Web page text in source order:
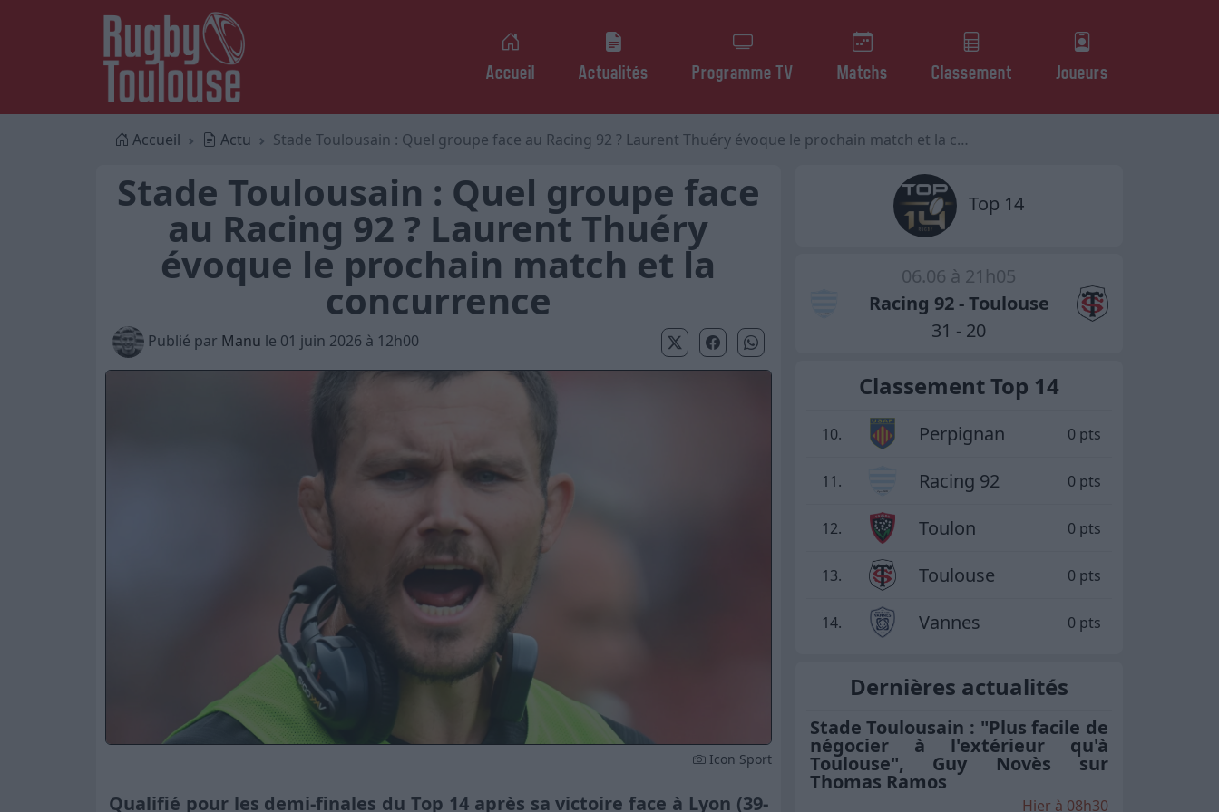
Accueil Actualités Programme TV Matchs Classement Joueurs
Accueil Actu Stade Toulousain : Quel groupe face au Racing 92 ? Laurent Thuéry évoque le prochain match et la concurrence
Stade Toulousain : Quel groupe face
au Racing 92 ? Laurent Thuéry
évoque le prochain match et la
concurrence
Publié par Manu le 01 juin 2026 à 12h00
Icon Sport
Qualifié pour les demi-finales du Top 14 après sa victoire face à Lyon (39-
Top 14
06.06 à 21h05
Racing 92 - Toulouse
31 - 20
Classement Top 14
10. Perpignan 0 pts
11. Racing 92 0 pts
12. Toulon 0 pts
13. Toulouse 0 pts
14. Vannes 0 pts
Dernières actualités
Stade Toulousain : "Plus facile de
négocier à l'extérieur qu'à
Toulouse", Guy Novès sur
Thomas Ramos
Hier à 08h30